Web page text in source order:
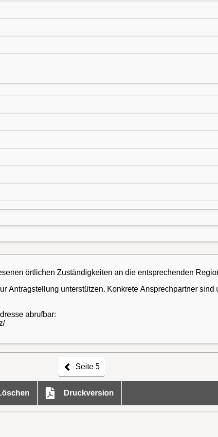
örtlichen Zuständigkeiten an die entsprechenden
Antragstellung unterstützen. Konkrete Ansprechpartner
abrufbar:
Seite 5
Druckversion